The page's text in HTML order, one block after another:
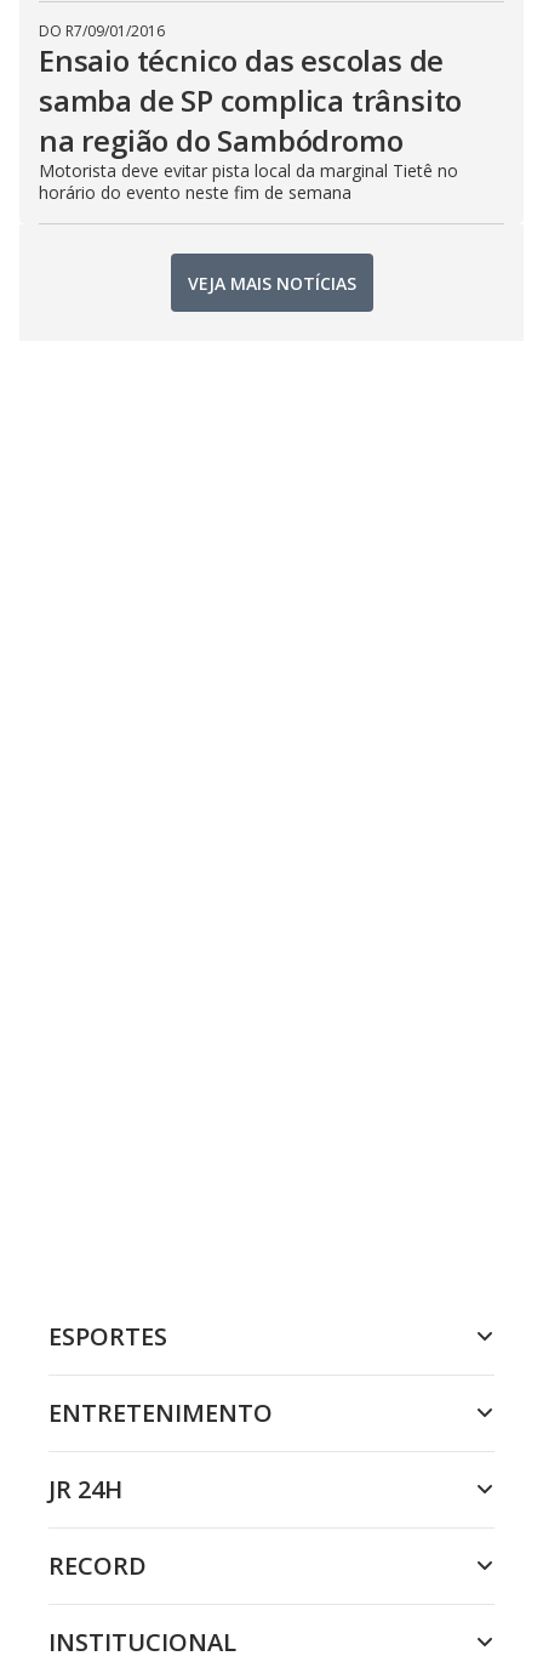
DO R7/09/01/2016
Ensaio técnico das escolas de
samba de SP complica trânsito
na região do Sambódromo
Motorista deve evitar pista local da marginal Tietê no
horário do evento neste fim de semana
VEJA MAIS NOTÍCIAS
ESPORTES
ENTRETENIMENTO
JR 24H
RECORD
INSTITUCIONAL